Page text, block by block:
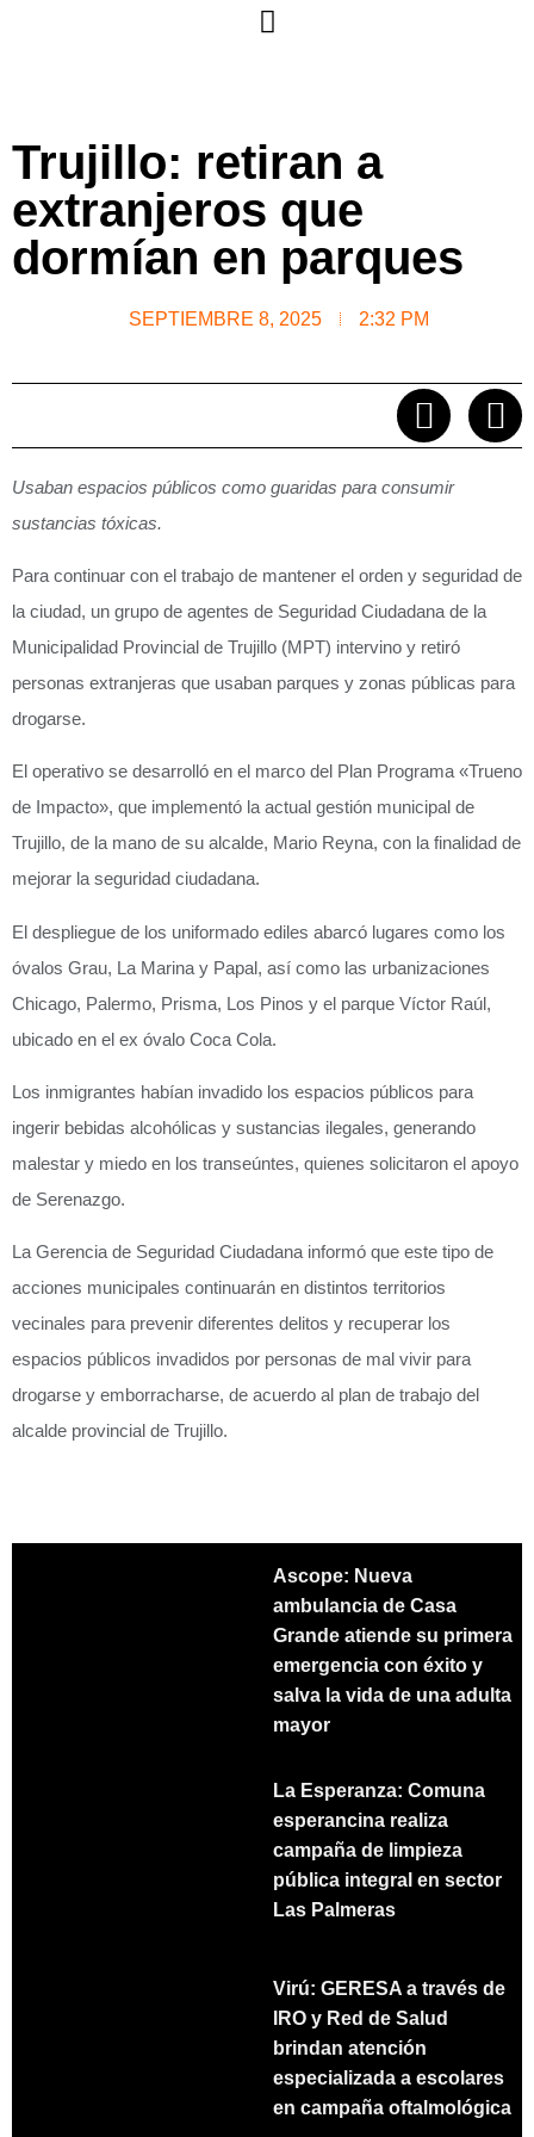
Trujillo: retiran a
extranjeros que
dormían en parques
SEPTIEMBRE 8, 2025 2:32 PM
Usaban espacios públicos como guaridas para consumir
sustancias tóxicas.
Para continuar con el trabajo de mantener el orden y seguridad de
la ciudad, un grupo de agentes de Seguridad Ciudadana de la
Municipalidad Provincial de Trujillo (MPT) intervino y retiró
personas extranjeras que usaban parques y zonas públicas para
drogarse.
El operativo se desarrolló en el marco del Plan Programa «Trueno
de Impacto», que implementó la actual gestión municipal de
Trujillo, de la mano de su alcalde, Mario Reyna, con la finalidad de
mejorar la seguridad ciudadana.
El despliegue de los uniformado ediles abarcó lugares como los
óvalos Grau, La Marina y Papal, así como las urbanizaciones
Chicago, Palermo, Prisma, Los Pinos y el parque Víctor Raúl,
ubicado en el ex óvalo Coca Cola.
Los inmigrantes habían invadido los espacios públicos para
ingerir bebidas alcohólicas y sustancias ilegales, generando
malestar y miedo en los transeúntes, quienes solicitaron el apoyo
de Serenazgo.
La Gerencia de Seguridad Ciudadana informó que este tipo de
acciones municipales continuarán en distintos territorios
vecinales para prevenir diferentes delitos y recuperar los
espacios públicos invadidos por personas de mal vivir para
drogarse y emborracharse, de acuerdo al plan de trabajo del
alcalde provincial de Trujillo.
Ascope: Nueva
ambulancia de Casa
Grande atiende su primera
emergencia con éxito y
salva la vida de una adulta
mayor
La Esperanza: Comuna
esperancina realiza
campaña de limpieza
pública integral en sector
Las Palmeras
Virú: GERESA a través de
IRO y Red de Salud
brindan atención
especializada a escolares
en campaña oftalmológica